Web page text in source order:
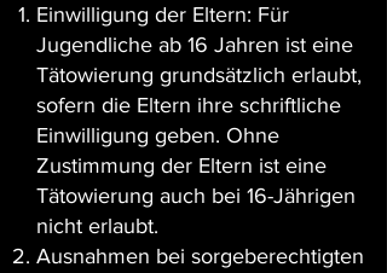
Einwilligung der Eltern: Für
Jugendliche ab 16 Jahren ist eine
Tätowierung grundsätzlich erlaubt,
sofern die Eltern ihre schriftliche
Einwilligung geben. Ohne
Zustimmung der Eltern ist eine
Tätowierung auch bei 16-Jährigen
nicht erlaubt.
Ausnahmen bei sorgeberechtigten